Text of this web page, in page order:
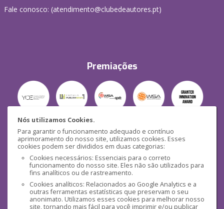
Nós utilizamos Cookies.
Para garantir o funcionamento adequado e contínuo
aprimoramento do nosso site, utilizamos cookies. Esses
cookies podem ser divididos em duas categorias:
Cookies necessários: Essenciais para o correto
funcionamento do nosso site. Eles não são utilizados para
fins analíticos ou de rastreamento.
Cookies analíticos: Relacionados ao Google Analytics e a
outras ferramentas estatísticas que preservam o seu
anonimato. Utilizamos esses cookies para melhorar nosso
site, tornando mais fácil para você imprimir e/ou publicar
Fale conosco: (atendimento@clubedeautores.pt)
Premiações
Segurança
Mídias Sociais